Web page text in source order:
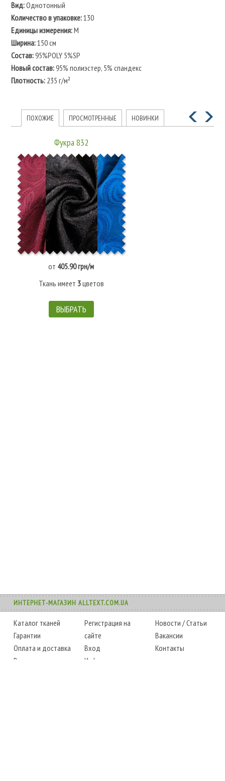
Вид:Однотонный
Количество в упаковке:130
Единицы измерения:М
Ширина:150 см
Состав:95%POLY 5%SP
Новый состав:95% полиэстер, 5% спандекс
Плотность:235 г/м²
ПОХОЖИЕ ПРОСМОТРЕННЫЕ НОВИНКИ
Фукра 832
от 405.90 грн/м
Ткань имеет 3цветов
ВЫБРАТЬ
ИНТЕРНЕТ-МАГАЗИН ALLTEXT.COM.UA
Каталог тканей
Гарантии
Оплата и доставка
Возврат товара
Регистрация на
сайте
Вход
Информация
Новости /Статьи
Вакансии
Контакты